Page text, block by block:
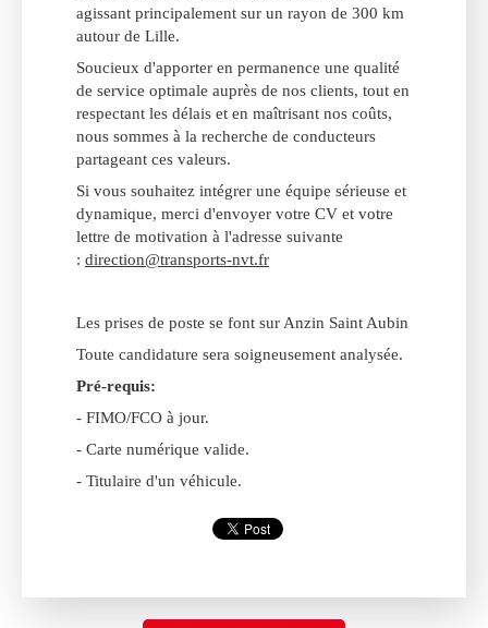
agissant principalement sur un rayon de 300 km
autour de Lille.
Soucieux d'apporter en permanence une qualité
de service optimale auprès de nos clients, tout en
respectant les délais et en maîtrisant nos coûts,
nous sommes à la recherche de conducteurs
partageant ces valeurs.
Si vous souhaitez intégrer une équipe sérieuse et
dynamique, merci d'envoyer votre CV et votre
lettre de motivation à l'adresse suivante
: direction@transports-nvt.fr
Les prises de poste se font sur Anzin Saint Aubin
Toute candidature sera soigneusement analysée.
Pré-requis:
- FIMO/FCO à jour.
- Carte numérique valide.
- Titulaire d'un véhicule.